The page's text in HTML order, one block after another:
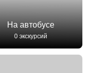
На автобусе
0 экскурсий